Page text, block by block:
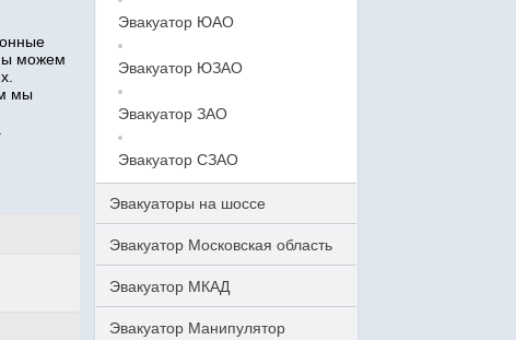
можем
мы
Эвакуатор ЮАО
Эвакуатор ЮЗАО
Эвакуатор ЗАО
Эвакуатор СЗАО
Эвакуаторы на шоссе
Эвакуатор Московская область
Эвакуатор МКАД
Эвакуатор Манипулятор